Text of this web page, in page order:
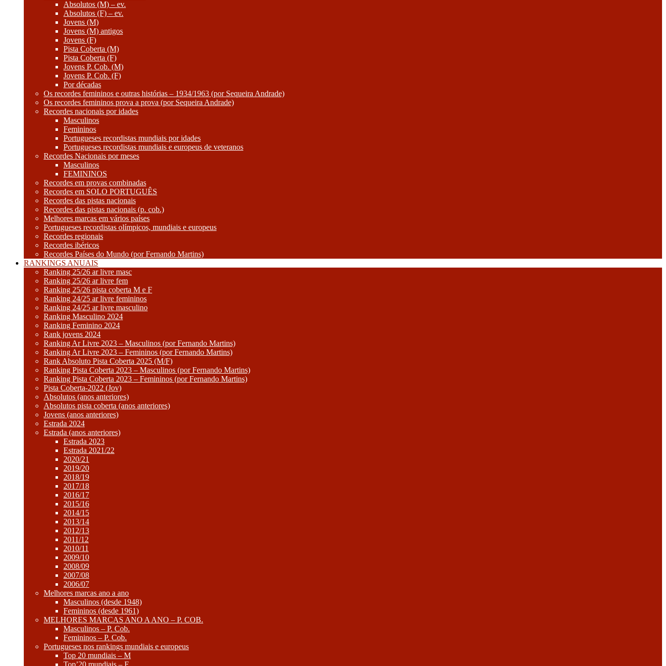
Absolutos (M) – ev.
Absolutos (F) – ev.
Jovens (M)
Jovens (M) antigos
Jovens (F)
Pista Coberta (M)
Pista Coberta (F)
Jovens P. Cob. (M)
Jovens P. Cob. (F)
Por décadas
Os recordes femininos e outras histórias – 1934/1963 (por Sequeira Andrade)
Os recordes femininos prova a prova (por Sequeira Andrade)
Recordes nacionais por idades
Masculinos
Femininos
Portugueses recordistas mundiais por idades
Portugueses recordistas mundiais e europeus de veteranos
Recordes Nacionais por meses
Masculinos
FEMININOS
Recordes em provas combinadas
Recordes em SOLO PORTUGUÊS
Recordes das pistas nacionais
Recordes das pistas nacionais (p. cob.)
Melhores marcas em vários países
Portugueses recordistas olímpicos, mundiais e europeus
Recordes regionais
Recordes ibéricos
Recordes Países do Mundo (por Fernando Martins)
RANKINGS ANUAIS
Ranking 25/26 ar livre masc
Ranking 25/26 ar livre fem
Ranking 25/26 pista coberta M e F
Ranking 24/25 ar livre femininos
Ranking 24/25 ar livre masculino
Ranking Masculino 2024
Ranking Feminino 2024
Rank jovens 2024
Ranking Ar Livre 2023 – Masculinos (por Fernando Martins)
Ranking Ar Livre 2023 – Femininos (por Fernando Martins)
Rank Absoluto Pista Coberta 2025 (M/F)
Ranking Pista Coberta 2023 – Masculinos (por Fernando Martins)
Ranking Pista Coberta 2023 – Femininos (por Fernando Martins)
Pista Coberta-2022 (Jov)
Absolutos (anos anteriores)
Absolutos pista coberta (anos anteriores)
Jovens (anos anteriores)
Estrada 2024
Estrada (anos anteriores)
Estrada 2023
Estrada 2021/22
2020/21
2019/20
2018/19
2017/18
2016/17
2015/16
2014/15
2013/14
2012/13
2011/12
2010/11
2009/10
2008/09
2007/08
2006/07
Melhores marcas ano a ano
Masculinos (desde 1948)
Femininos (desde 1961)
MELHORES MARCAS ANO A ANO – P. COB.
Masculinos – P. Cob.
Femininos – P. Cob.
Portugueses nos rankings mundiais e europeus
Top 20 mundiais – M
Top’20 mundiais – F